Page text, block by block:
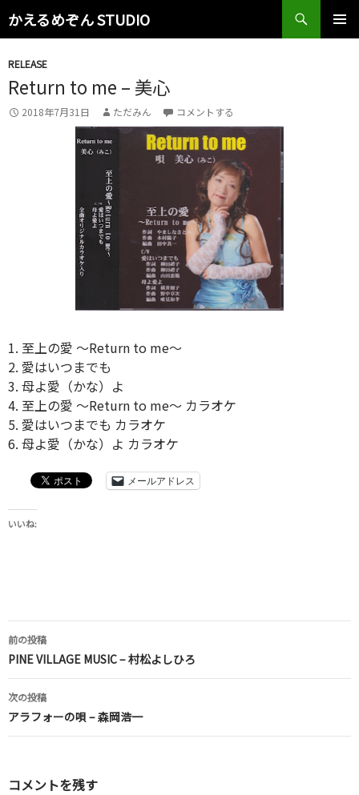
かえるめぞん STUDIO
検
索
テ
ン
ツ
へ
RELEASE
Return to me – 美心
2018年7月31日 ただみん コメントする
1. 至上の愛 〜Return to me〜
2. 愛はいつまでも
3. 母よ愛（かな）よ
4. 至上の愛 〜Return to me〜 カラオケ
5. 愛はいつまでも カラオケ
6. 母よ愛（かな）よ カラオケ
メールアドレス
いいね:
投
稿
ナ
ビ
ゲ
ー
前の投稿
PINE VILLAGE MUSIC – 村松よしひろ
次の投稿
アラフォーの唄 – 森岡浩一
コメントを残す